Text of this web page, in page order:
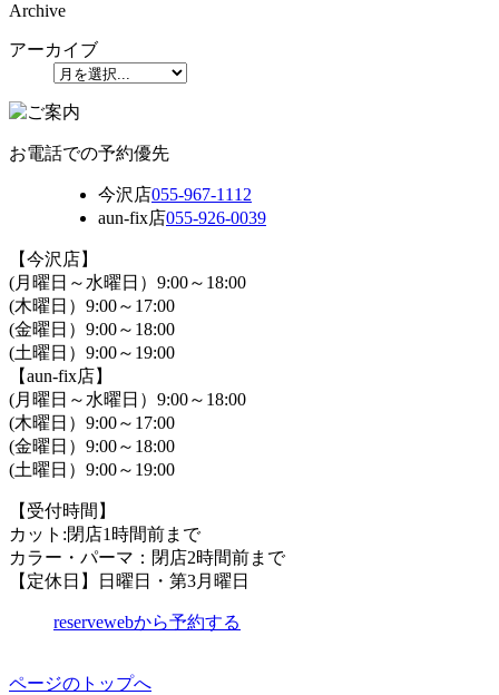
Archive
アーカイブ
お電話での予約優先
今沢店055-967-1112
aun-fix店055-926-0039
【今沢店】
(月曜日～水曜日）9:00～18:00
(木曜日）9:00～17:00
(金曜日）9:00～18:00
(土曜日）9:00～19:00
【aun-fix店】
(月曜日～水曜日）9:00～18:00
(木曜日）9:00～17:00
(金曜日）9:00～18:00
(土曜日）9:00～19:00
【受付時間】
カット:閉店1時間前まで
カラー・パーマ：閉店2時間前まで
【定休日】日曜日・第3月曜日
reservewebから予約する
ページのトップへ